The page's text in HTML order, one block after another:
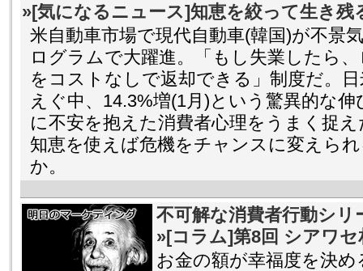
»[気になるニュース]知恵を絞って生き残
米自動車市場で現代自動車(韓国)が不景
ログラムで大躍進。「もし失業したら
をコストなしで返却できる」制度だ。
えぐ中、14.3%増(1月)という驚異的な
に不安を抱えた消費者心理をうまく捉
知恵を使えば危機をチャンスに変えら
か。
不可解な消費者行動シリ
»[コラム]第8回 シアワセ
お金の額が幸福度を決